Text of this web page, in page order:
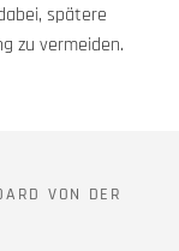
spätere
zu vermeiden.
VON DER